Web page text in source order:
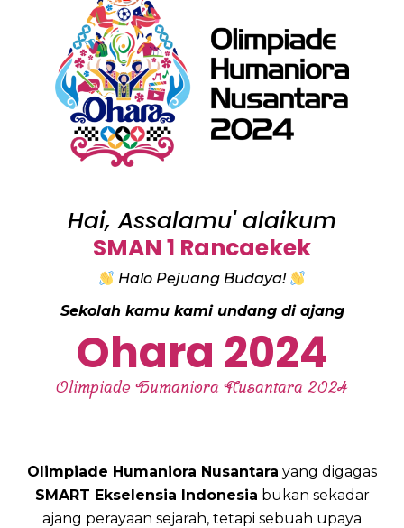
Hai, Assalamu' alaikum
SMAN 1 Rancaekek
Halo Pejuang Budaya!
Sekolah kamu kami undang di ajang
Ohara 2024
Olimpiade Humaniora Nusantara 2024
Olimpiade Humaniora Nusantara yang digagas
SMART Ekselensia Indonesia bukan sekadar
ajang perayaan sejarah, tetapi sebuah upaya